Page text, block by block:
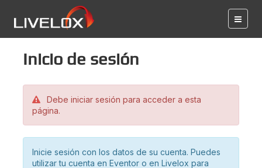
Inicio de sesión
Debe iniciar sesión para acceder a esta
página.
Inicie sesión con los datos de su cuenta. Puedes
utilizar tu cuenta en Eventor o en Livelox para